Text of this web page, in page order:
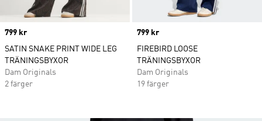
Price
799 kr
SATIN SNAKE PRINT WIDE LEG
TRÄNINGSBYXOR
Dam Originals
2 färger
Price
799 kr
FIREBIRD LOOSE
TRÄNINGSBYXOR
Dam Originals
19 färger